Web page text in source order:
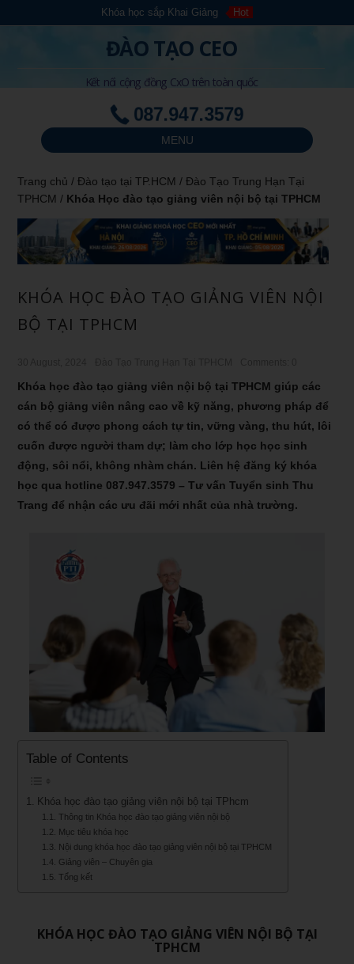
Khóa học sắp Khai Giảng Hot
ĐÀO TẠO CEO
Kết nối cộng đồng CxO trên toàn quốc
087.947.3579
MENU
Trang chủ /Đào tạo tại TP.HCM /Đào Tạo Trung Hạn Tại
TPHCM / Khóa Học đào tạo giảng viên nội bộ tại TPHCM
KHÓA HỌC ĐÀO TẠO GIẢNG VIÊN NỘI
BỘ TẠI TPHCM
Khóa học đào tạo giảng viên nội bộ tại TPHCM giúp các
cán bộ giảng viên nâng cao về kỹ năng, phương pháp để
có thể có được phong cách tự tin, vững vàng, thu hút, lôi
cuốn được người tham dự; làm cho lớp học học sinh
động, sôi nổi, không nhàm chán. Liên hệ đăng ký khóa
học qua hotline 087.947.3579 – Tư vấn Tuyển sinh Thu
Trang để nhận các ưu đãi mới nhất của nhà trường.
Table of Contents
Khóa học đào tạo giảng viên nội bộ tại TPhcm
Thông tin Khóa học đào tạo giảng viên nội bộ
Mục tiêu khóa học
Nội dung khóa học đào tạo giảng viên nội bộ tại TPHCM
Giảng viên – Chuyên gia
Tổng kết
KHÓA HỌC ĐÀO TẠO GIẢNG VIÊN NỘI BỘ TẠI
TPHCM